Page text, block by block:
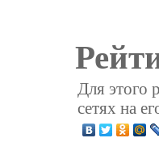
Для этого
сетях на